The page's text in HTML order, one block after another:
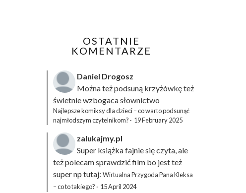
OSTATNIE
KOMENTARZE
Daniel Drogosz
Można też podsuną krzyżówkęteż
świetnie wzbogaca słownictwo
Najlepsze komiksy dla dzieci – co warto podsunąć
najmłodszym czytelnikom? · 19 February 2025
zalukajmy.pl
Super książka fajnie się czyta, ale
też polecam sprawdzić film bo jest też
super np tutaj: Wirtualna Przygoda Pana Kleksa
– co to takiego? · 15 April 2024